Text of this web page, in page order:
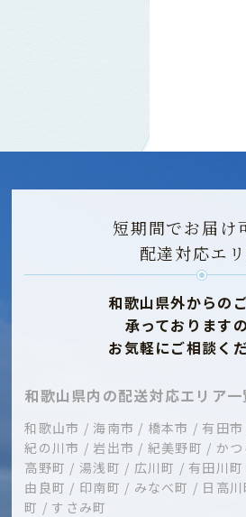
短期間でお届け
配達対応エ
和歌山県外からの
承っておりますの
お気軽にご相談く
和歌山県内の配送対応エリア一
和歌山市 / 海南市 / 橋本市 / 有田
紀の川市 / 岩出市 / 紀美野町 / か
高野町 / 湯浅町 / 広川町 / 有田川
由良町 / 印南町 / みなべ町 / 日高
町 / すさみ町